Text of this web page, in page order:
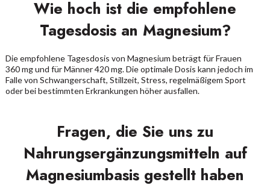
Wie hoch ist die empfohlene
Tagesdosis an Magnesium?
Die empfohlene Tagesdosis von Magnesium beträgt für Frauen
360 mg und für Männer 420 mg. Die optimale Dosis kann jedoch im
Falle von Schwangerschaft, Stillzeit, Stress, regelmäßigem Sport
oder bei bestimmten Erkrankungen höher ausfallen.
Fragen, die Sie uns zu
Nahrungsergänzungsmitteln auf
Magnesiumbasis gestellt haben